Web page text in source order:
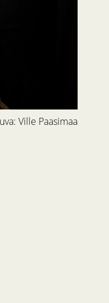
Ville Paasimaa